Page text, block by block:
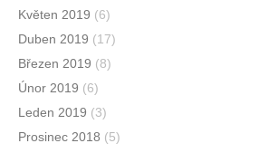
Květen 2019 (6)
Duben 2019 (17)
Březen 2019 (8)
Únor 2019 (6)
Leden 2019 (3)
Prosinec 2018 (5)